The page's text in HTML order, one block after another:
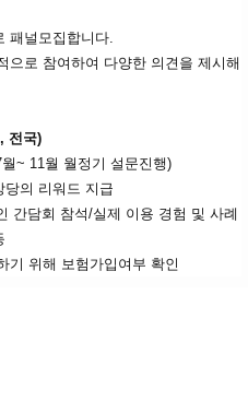
패널모집합니다.
로 참여하여 다양한 의견을 제시해
전국)
~ 11월 월정기 설문진행)
의 리워드 지급
간담회 참석/실제 이용 경험 및 사례
기 위해 보험가입여부 확인